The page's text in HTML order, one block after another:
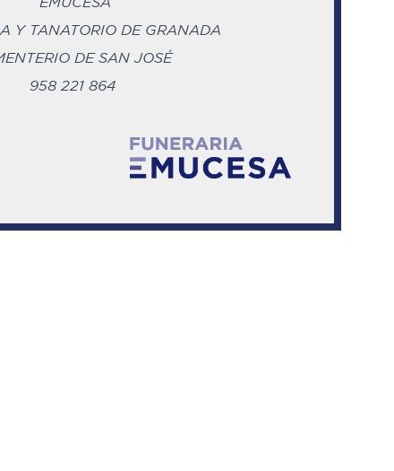
Y TANATORIO DE GRANADA
DE SAN JOSÉ
958 221 864